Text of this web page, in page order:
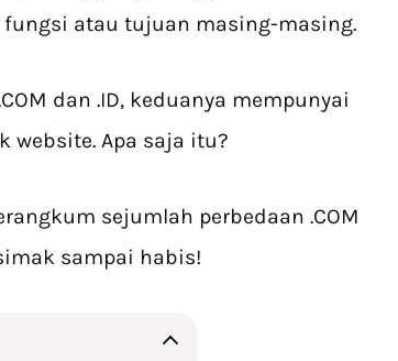
atau tujuan masing-masing.
dan .ID, keduanya mempunyai
website. Apa saja itu?
sejumlah perbedaan .COM
sampai habis!